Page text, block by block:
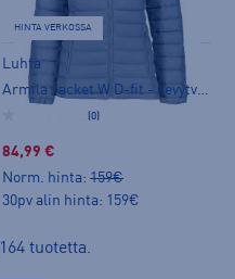
HINTA VERKOSSA
Luhta
(0)
84,99 €
Norm. hinta: 159€
30pv alin hinta: 159€
164 tuotetta.